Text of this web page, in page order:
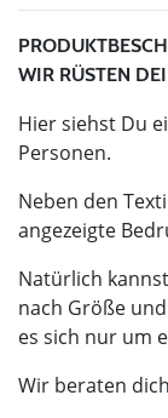
WIR RÜSTEN
Hier siehst Du
Personen.
Neben den
angezeigte
Natürlich
nach Größe
es sich nur um
Wir beraten